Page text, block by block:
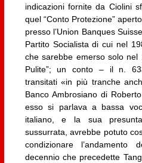
indicazioni fornite da Ciolini
quel “Conto Protezione”
presso l’Union Banques
Partito Socialista di cui nel
che sarebbe emerso solo nel
Pulite”; un conto – il n.
transitati «in più tranche
Banco Ambrosiano di
esso si parlava a bassa
italiano, e la sua
sussurrata, avrebbe potuto
condizionare l’andamento
decennio che precedette